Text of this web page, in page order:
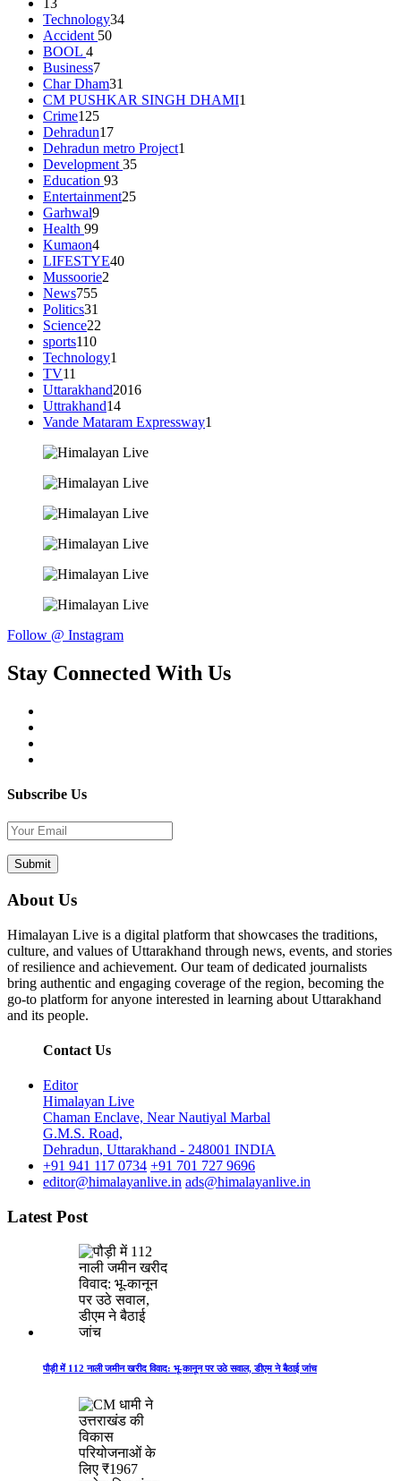
13
Technology34
Accident 50
BOOL 4
Business7
Char Dham31
CM PUSHKAR SINGH DHAMI1
Crime125
Dehradun17
Dehradun metro Project1
Development 35
Education 93
Entertainment25
Garhwal9
Health 99
Kumaon4
LIFESTYE40
Mussoorie2
News755
Politics31
Science22
sports110
Technology1
TV11
Uttarakhand2016
Uttrakhand14
Vande Mataram Expressway1
Follow @ Instagram
Stay Connected With Us
Subscribe Us
About Us
Himalayan Live is a digital platform that showcases the traditions,
culture, and values of Uttarakhand through news, events, and stories
of resilience and achievement. Our team of dedicated journalists
bring authentic and engaging coverage of the region, becoming the
go-to platform for anyone interested in learning about Uttarakhand
and its people.
Contact Us
Editor
Himalayan Live
Chaman Enclave, Near Nautiyal Marbal
G.M.S. Road,
Dehradun, Uttarakhand - 248001 INDIA
+91 941 117 0734 +91 701 727 9696
editor@himalayanlive.in ads@himalayanlive.in
Latest Post
पौड़ी में 112 नाली जमीन खरीद विवाद: भू-कानून पर उठे सवाल, डीएम ने बैठाई जांच